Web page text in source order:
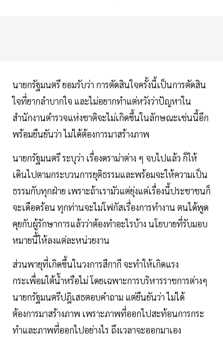
นายกรัฐมนตรี ยอมรับว่า การตัดสินใจครั้งนี้เป็นการตัดสิน
ใจที่ยากลำบากใจ และไม่อยากทำแต่หวังว่าปัญหาใน
สำนักงานตำรวจแห่งชาติจะไม่เกิดขึ้นในลักษณะเช่นนี้อีก
พร้อมยืนยันว่า ไม่ได้ต้องการมาสร้างภาพ
นายกรัฐมนตรี ระบุว่า เรื่องดราม่าต่าง ๆ จบไปแล้ว ก็ให้
เดินไปตามกระบวนการยุติธรรมและพร้อมจะให้ความเป็น
ธรรมกับทุกฝ่าย เพราะถ้าเรามัวแต่ยุ่งแต่เรื่องนี้ประชาชนก็
จะเดือดร้อน ทุกท่านจะไม่โฟกัสเรื่องการทำงาน ตนได้พูด
คุยกับผู้รักษาการแล้วว่าต้องทำอะไรบ้าง นโยบายที่รับมอบ
หมายนี้ให้ลงแต่ละหน่วยงาน
ส่วนพายุที่เกิดขึ้นในวงการสีกากี จะทำให้เกิดแรง
กระเพื่อมใต้น้ำหรือไม่ โดยเฉพาะการบริหารราชการต่างๆ
นายกรัฐมนตรีปฎิเสธตอบคำถาม แต่ยืนยันว่า ไม่ได้
ต้องการมาสร้างภาพ เพราะภาพที่ออกไปสะท้อนการกระ
ทำและภาพที่ออกไปอย่างไร ถึงเวลาจะออกมาเอง